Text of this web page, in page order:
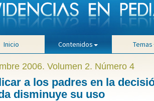
Inicio Contenidos Temas
2006. Volumen 2. Número 4
a los padres en la
disminuye su uso